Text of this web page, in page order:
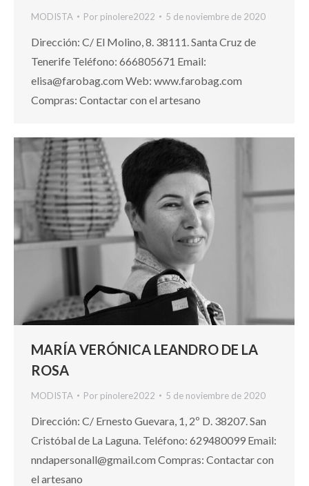
MODISTA Por pinolere2022 5 de noviembre de 2020
Dirección: C/ El Molino, 8. 38111. Santa Cruz de
Tenerife Teléfono: 666805671 Email:
elisa@farobag.com Web: www.farobag.com
Compras: Contactar con el artesano
MARÍA VERÓNICA LEANDRO DE LA
ROSA
MODISTA Por pinolere2022 5 de noviembre de 2020
Dirección: C/ Ernesto Guevara, 1, 2º D. 38207. San
Cristóbal de La Laguna. Teléfono: 629480099 Email:
nndapersonall@gmail.com Compras: Contactar con
el artesano